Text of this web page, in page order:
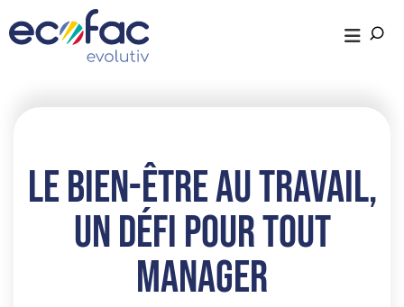
Le bien-être au travail,
un défi pour tout
manager